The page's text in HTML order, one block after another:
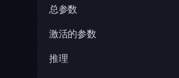
总参数
激活的参数
推理